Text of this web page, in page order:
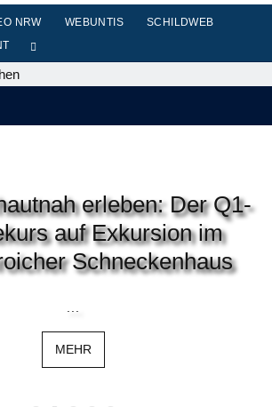
NRW WEBUNTIS
SCHILDWEB
erleben: Der Q1-
auf Exkursion im
Schneckenhaus
MEHR